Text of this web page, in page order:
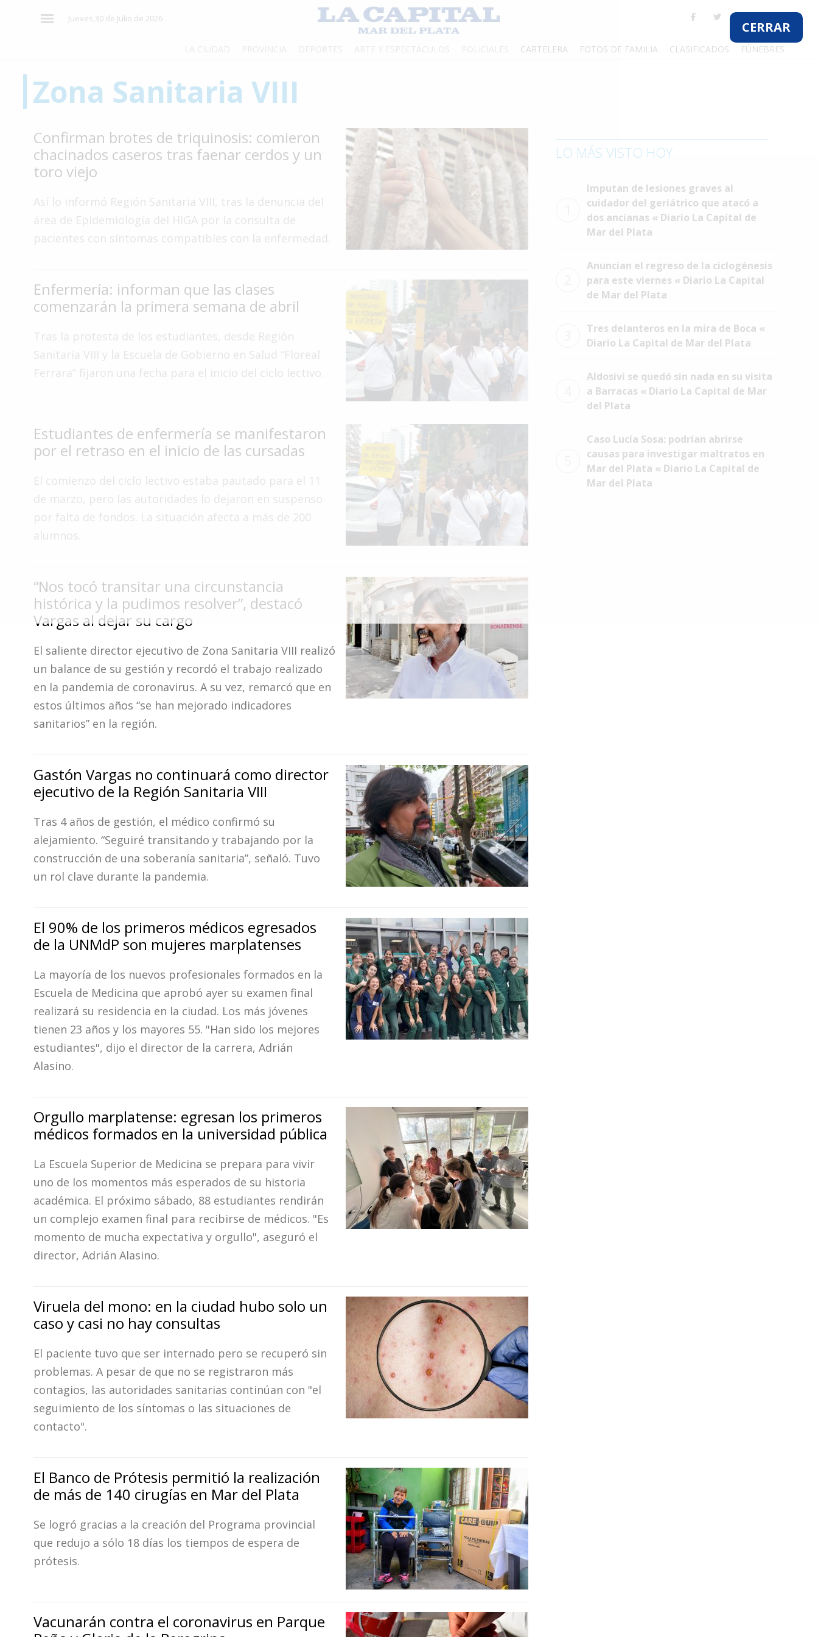
CERRAR
Jueves,30 de Julio de 2026
CARTELERA FOTOS DE FAMILIA CLASIFICADOS FÚNEBRES
País
Mundo
Zona
Cultura
Tecnología
Gastronomía
Interés
General
Ciudad
Deportes
Policiales
Cartelera
Fotos
Familia
Clasificados
Zona Sanitaria VIII
Confirman brotes de triquinosis: comieron
chacinados caseros tras faenar cerdos y un
toro viejo
Así lo informó Región Sanitaria VIII, tras la denuncia del
área de Epidemiología del HIGA por la consulta de
pacientes con síntomas compatibles con la enfermedad.
Enfermería: informan que las clases
comenzarán la primera semana de abril
Tras la protesta de los estudiantes, desde Región
Sanitaria VIII y la Escuela de Gobierno en Salud “Floreal
Ferrara” fijaron una fecha para el inicio del ciclo lectivo.
Estudiantes de enfermería se manifestaron
por el retraso en el inicio de las cursadas
El comienzo del ciclo lectivo estaba pautado para el 11
de marzo, pero las autoridades lo dejaron en suspenso
por falta de fondos. La situación afecta a más de 200
alumnos.
“Nos tocó transitar una circunstancia
histórica y la pudimos resolver”, destacó
Vargas al dejar su cargo
El saliente director ejecutivo de Zona Sanitaria VIII realizó
un balance de su gestión y recordó el trabajo realizado
en la pandemia de coronavirus. A su vez, remarcó que en
estos últimos años “se han mejorado indicadores
sanitarios” en la región.
Gastón Vargas no continuará como director
ejecutivo de la Región Sanitaria VIII
Tras 4 años de gestión, el médico confirmó su
alejamiento. “Seguiré transitando y trabajando por la
construcción de una soberanía sanitaria”, señaló. Tuvo
un rol clave durante la pandemia.
El 90% de los primeros médicos egresados
de la UNMdP son mujeres marplatenses
La mayoría de los nuevos profesionales formados en la
Escuela de Medicina que aprobó ayer su examen final
realizará su residencia en la ciudad. Los más jóvenes
tienen 23 años y los mayores 55. "Han sido los mejores
estudiantes", dijo el director de la carrera, Adrián
Alasino.
Orgullo marplatense: egresan los primeros
médicos formados en la universidad pública
La Escuela Superior de Medicina se prepara para vivir
uno de los momentos más esperados de su historia
académica. El próximo sábado, 88 estudiantes rendirán
un complejo examen final para recibirse de médicos. "Es
momento de mucha expectativa y orgullo", aseguró el
director, Adrián Alasino.
Viruela del mono: en la ciudad hubo solo un
caso y casi no hay consultas
El paciente tuvo que ser internado pero se recuperó sin
problemas. A pesar de que no se registraron más
contagios, las autoridades sanitarias continúan con "el
seguimiento de los síntomas o las situaciones de
contacto".
El Banco de Prótesis permitió la realización
de más de 140 cirugías en Mar del Plata
Se logró gracias a la creación del Programa provincial
que redujo a sólo 18 días los tiempos de espera de
prótesis.
Vacunarán contra el coronavirus en Parque
LO MÁS VISTO HOY
Imputan de lesiones graves al
cuidador del geriátrico que atacó a
dos ancianas « Diario La Capital de
Mar del Plata
Anuncian el regreso de la ciclogénesis
para este viernes « Diario La Capital
de Mar del Plata
Tres delanteros en la mira de Boca «
Diario La Capital de Mar del Plata
Aldosivi se quedó sin nada en su visita
a Barracas « Diario La Capital de Mar
del Plata
Caso Lucía Sosa: podrían abrirse
causas para investigar maltratos en
Mar del Plata « Diario La Capital de
Mar del Plata